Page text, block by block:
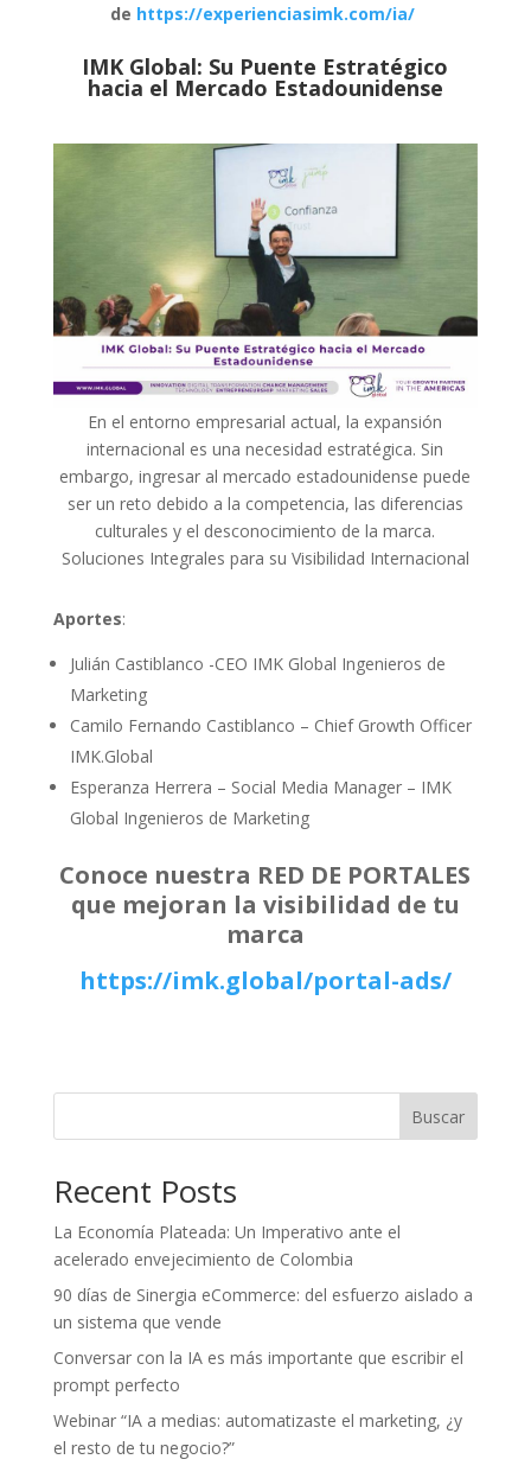
de https://experienciasimk.com/ia/
IMK Global: Su Puente Estratégico
hacia el Mercado Estadounidense
En el entorno empresarial actual, la expansión
internacional es una necesidad estratégica. Sin
embargo, ingresar al mercado estadounidense puede
ser un reto debido a la competencia, las diferencias
culturales y el desconocimiento de la marca.
Soluciones Integrales para su Visibilidad Internacional
Aportes:
Julián Castiblanco -CEO IMK Global Ingenieros de
Marketing
Camilo Fernando Castiblanco – Chief Growth Officer
IMK.Global
Esperanza Herrera – Social Media Manager – IMK
Global Ingenieros de Marketing
Conoce nuestra RED DE PORTALES
que mejoran la visibilidad de tu
marca
https://imk.global/portal-ads/
Buscar
Recent Posts
La Economía Plateada: Un Imperativo ante el
acelerado envejecimiento de Colombia
90 días de Sinergia eCommerce: del esfuerzo aislado a
un sistema que vende
Conversar con la IA es más importante que escribir el
prompt perfecto
Webinar “IA a medias: automatizaste el marketing, ¿y
el resto de tu negocio?”